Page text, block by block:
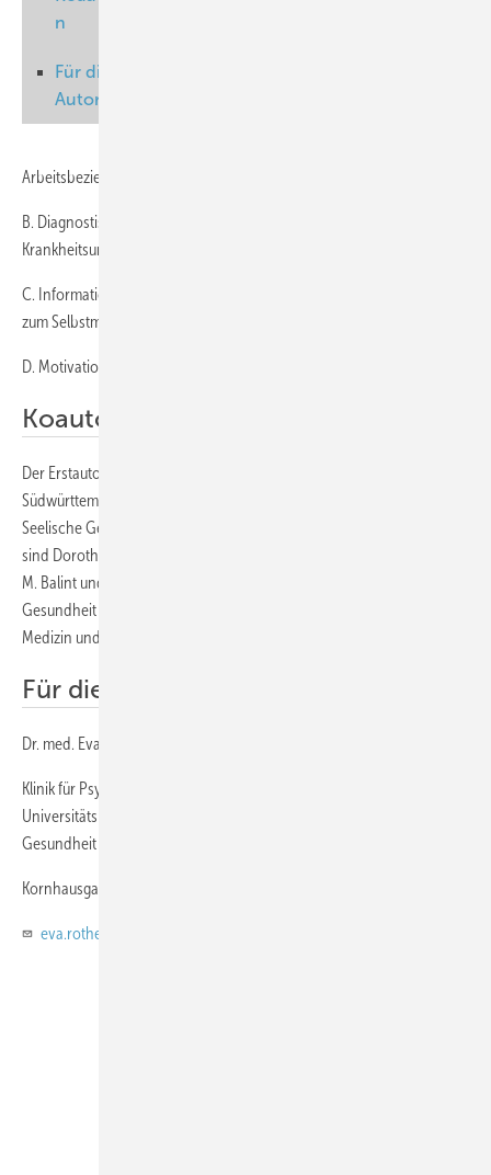
n
Für die
Autoren
Arbeitsbeziehung zwischen Beschäftigtem und Behandler
B. Diagnostische Einschätzung des Störungsbildes und der
Krankheitsursachen
C. Information des Patienten und lösungsorientierte Empfehlungen
zum Selbstmanagement
D. Motivation und Unterstützung für weitere Schritte
Koautoren
Der Erstautor Michael Hölzer ist am Zentrum für Psychiatrie (ZfP)
Südwürttemberg, Sonnenbergklinik, Stuttgart, und am Zentrum für
Seelische Gesundheit am Arbeitsplatz, Ulm, beschäftigt. Mitautoren
sind Dorothea Mayer (Health and Safety, Daimler AG) sowie Elisabeth
M. Balint und Eva Rothermund (beide Zentrum für Seelische
Gesundheit am Arbeitsplatz, Ulm, sowie Klinik für Psychosomatische
Medizin und Psychotherapie, Universitätsklinikum Ulm).
Für die Autoren
Dr. med. Eva Rothermund
Klinik für Psychosomatische Medizin und Psychotherapie,
Universitätsklinikum Ulm und Kompetenzzentrum für seelische
Gesundheit am Arbeitsplatz, Universität Ulm
Kornhausgasse 9 89073 Ulm
eva.rothermund@uni-ulm.de